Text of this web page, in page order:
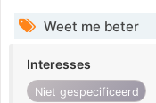
Weet me beter
Interesses
Niet gespecificeerd